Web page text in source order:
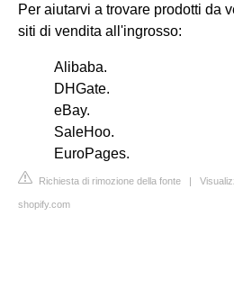
Per aiutarvi a trovare prodotti da
siti di vendita all'ingrosso:
Alibaba.
DHGate.
eBay.
SaleHoo.
EuroPages.
Richiesta di rimozione della fonte |
shopify.com